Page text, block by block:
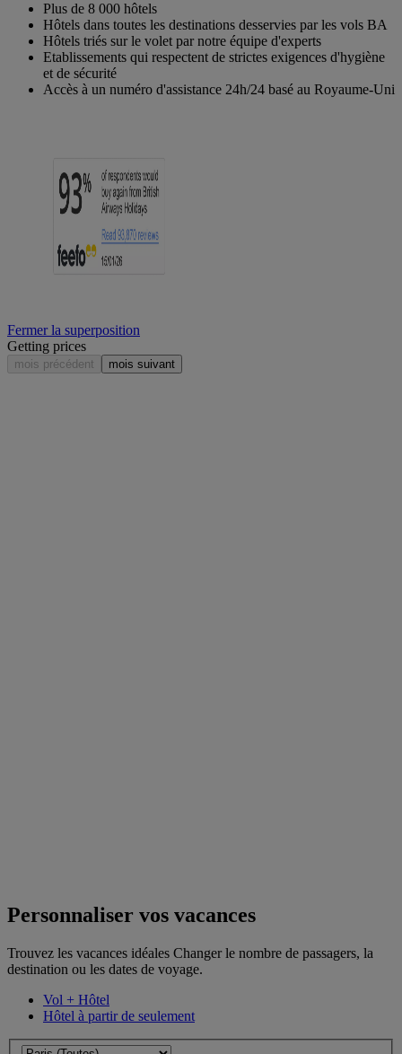
Plus de 8 000 hôtels
Hôtels dans toutes les destinations desservies par les vols BA
Hôtels triés sur le volet par notre équipe d'experts
Etablissements qui respectent de strictes exigences d'hygiène
et de sécurité
Accès à un numéro d'assistance 24h/24 basé au Royaume-Uni
Fermer la superposition
Getting prices
mois précédent mois suivant
Personnaliser vos vacances
Trouvez les vacances idéales Changer le nombre de passagers, la
destination ou les dates de voyage.
Vol + Hôtel
Hôtel à partir de seulement